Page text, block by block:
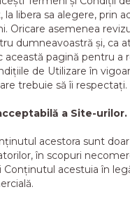
libera sa alegere, prin
Oricare asemenea
dumneavoastră și, ca
această pagină pentru a
de Utilizare în
trebuie să îi respectați.
a Site-urilor.
acestora sunt
în scopuri
Conținutul acestuia în